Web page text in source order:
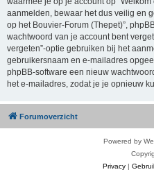
aanmelden, bewaar het dus veilig en
op het Bouvier-Forum (Thepet)”,
wachtwoord van je account bent
vergeten”-optie gebruiken bij het
gebruikersnaam en e-mailadres
phpBB-software een nieuw
het e-mailadres, zodat je je opnieuw
Forumoverzicht
Powered by
Privacy |